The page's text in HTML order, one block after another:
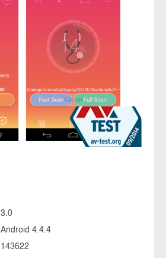
3.0
Android 4.4.4
143622